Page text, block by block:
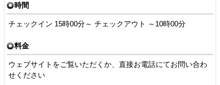
時間
チェックイン 15時00分～ チェックアウト ～10時00分
料金
ウェブサイトをご覧いただくか、直接お電話にてお問い合わ
せください